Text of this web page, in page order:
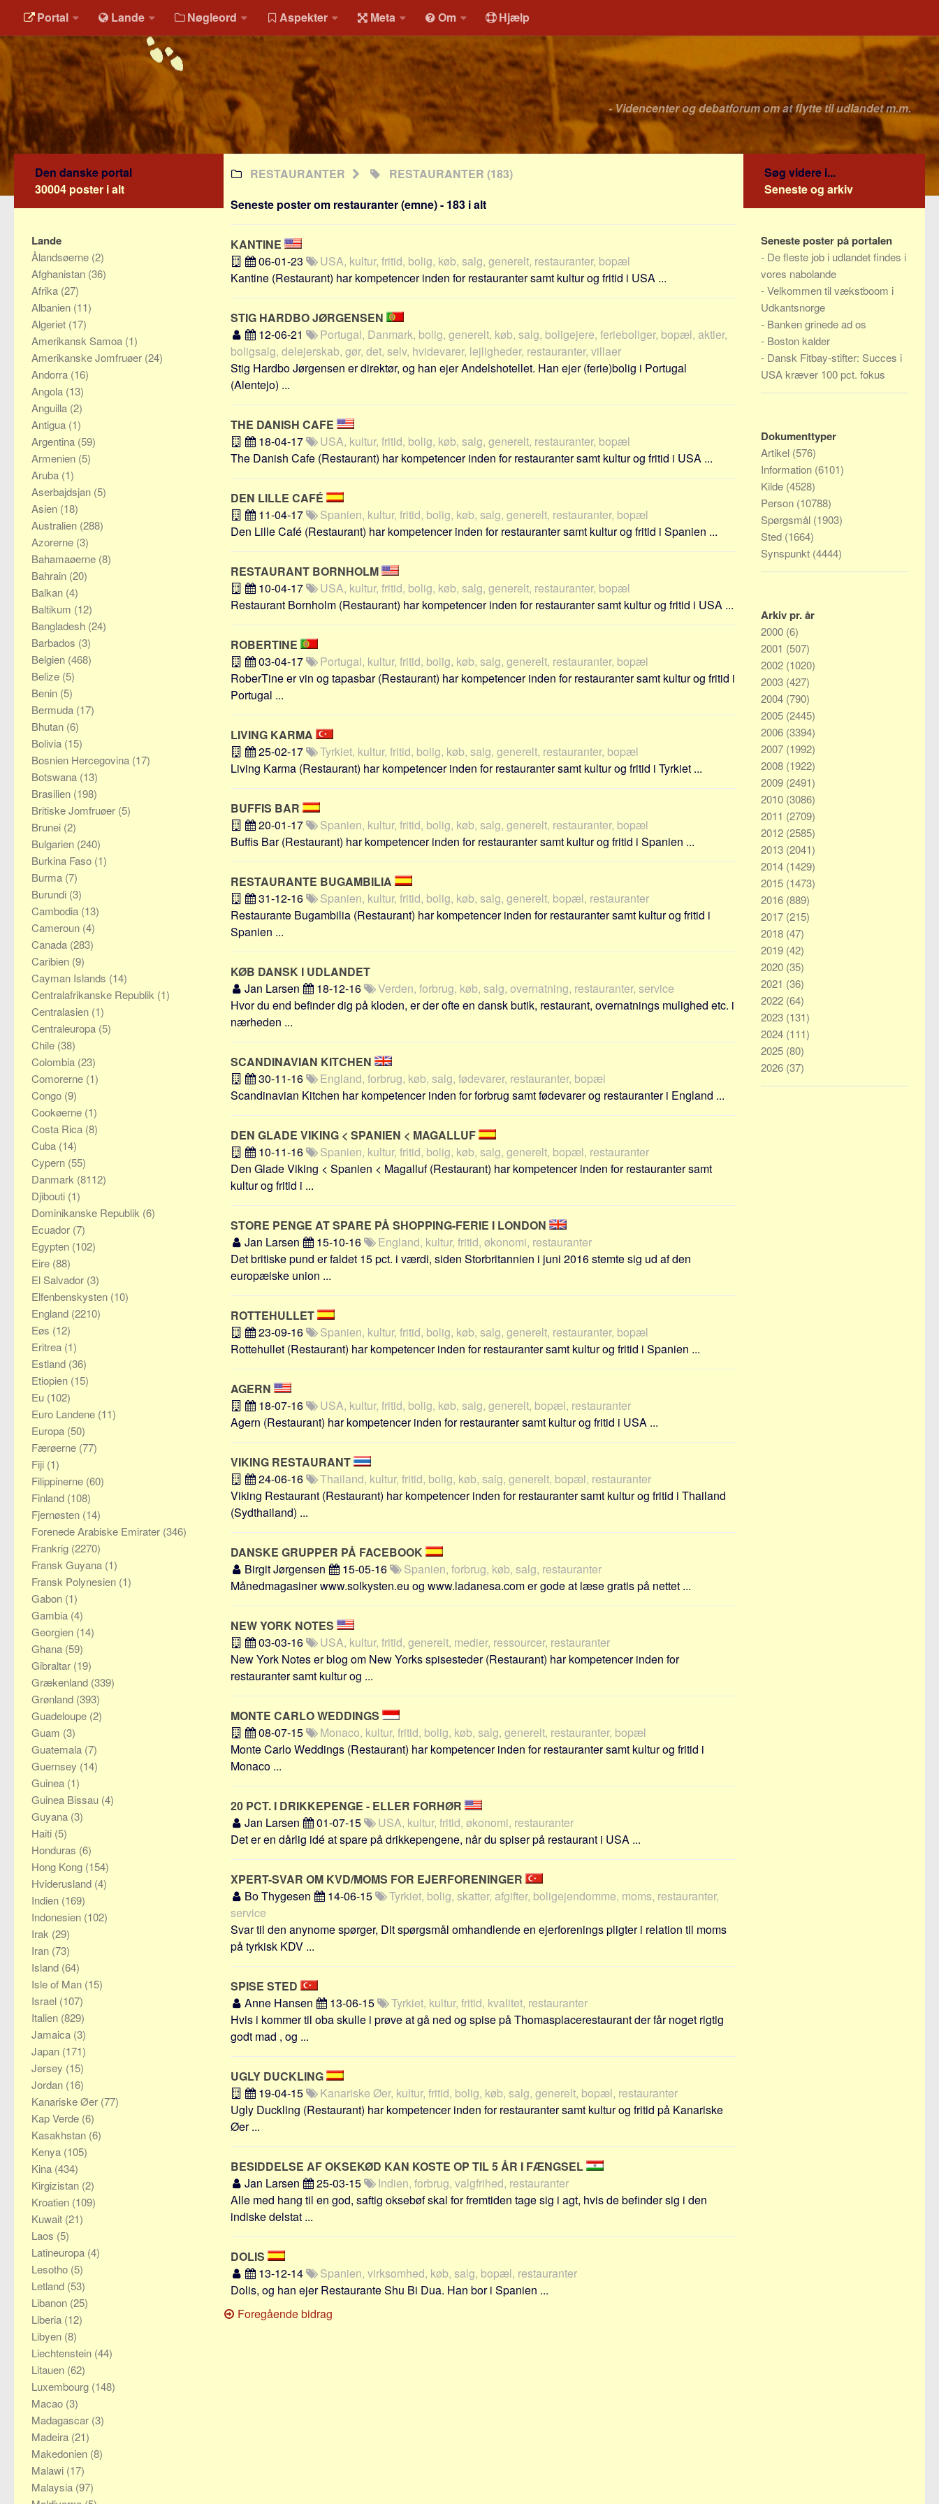
Portal Lande Nøgleord Aspekter Meta Om Hjælp
- Videncenter og debatforum om at flytte til udlandet m.m.
RESTAURANTER RESTAURANTER (183)
Seneste poster om restauranter (emne) - 183 i alt
KANTINE
06-01-23
USA, kultur, fritid, bolig, køb, salg, generelt, restauranter, bopæl
Kantine (Restaurant) har kompetencer inden for restauranter samt kultur og fritid i USA ...
STIG HARDBO JØRGENSEN
12-06-21
Portugal, Danmark, bolig, generelt, køb, salg, boligejere, ferieboliger, bopæl, aktier,
boligsalg, delejerskab, gør, det, selv, hvidevarer, lejligheder, restauranter, villaer
Stig Hardbo Jørgensen er direktør, og han ejer Andelshotellet. Han ejer (ferie)bolig i Portugal
(Alentejo) ...
THE DANISH CAFE
18-04-17
USA, kultur, fritid, bolig, køb, salg, generelt, restauranter, bopæl
The Danish Cafe (Restaurant) har kompetencer inden for restauranter samt kultur og fritid i USA ...
DEN LILLE CAFÉ
11-04-17
Spanien, kultur, fritid, bolig, køb, salg, generelt, restauranter, bopæl
Den Lille Café (Restaurant) har kompetencer inden for restauranter samt kultur og fritid i Spanien ...
RESTAURANT BORNHOLM
10-04-17
USA, kultur, fritid, bolig, køb, salg, generelt, restauranter, bopæl
Restaurant Bornholm (Restaurant) har kompetencer inden for restauranter samt kultur og fritid i USA ...
ROBERTINE
03-04-17
Portugal, kultur, fritid, bolig, køb, salg, generelt, restauranter, bopæl
RoberTine er vin og tapasbar (Restaurant) har kompetencer inden for restauranter samt kultur og fritid i
Portugal ...
LIVING KARMA
25-02-17
Tyrkiet, kultur, fritid, bolig, køb, salg, generelt, restauranter, bopæl
Living Karma (Restaurant) har kompetencer inden for restauranter samt kultur og fritid i Tyrkiet ...
BUFFIS BAR
20-01-17
Spanien, kultur, fritid, bolig, køb, salg, generelt, restauranter, bopæl
Buffis Bar (Restaurant) har kompetencer inden for restauranter samt kultur og fritid i Spanien ...
RESTAURANTE BUGAMBILIA
31-12-16
Spanien, kultur, fritid, bolig, køb, salg, generelt, bopæl, restauranter
Restaurante Bugambilia (Restaurant) har kompetencer inden for restauranter samt kultur og fritid i
Spanien ...
KØB DANSK I UDLANDET
Jan Larsen
18-12-16
Verden, forbrug, køb, salg, overnatning, restauranter, service
Hvor du end befinder dig på kloden, er der ofte en dansk butik, restaurant, overnatnings mulighed etc. i
nærheden ...
SCANDINAVIAN KITCHEN
30-11-16
England, forbrug, køb, salg, fødevarer, restauranter, bopæl
Scandinavian Kitchen har kompetencer inden for forbrug samt fødevarer og restauranter i England ...
DEN GLADE VIKING < SPANIEN < MAGALLUF
10-11-16
Spanien, kultur, fritid, bolig, køb, salg, generelt, bopæl, restauranter
Den Glade Viking < Spanien < Magalluf (Restaurant) har kompetencer inden for restauranter samt
kultur og fritid i ...
STORE PENGE AT SPARE PÅ SHOPPING-FERIE I LONDON
Jan Larsen
15-10-16
England, kultur, fritid, økonomi, restauranter
Det britiske pund er faldet 15 pct. i værdi, siden Storbritannien i juni 2016 stemte sig ud af den
europæiske union ...
ROTTEHULLET
23-09-16
Spanien, kultur, fritid, bolig, køb, salg, generelt, restauranter, bopæl
Rottehullet (Restaurant) har kompetencer inden for restauranter samt kultur og fritid i Spanien ...
AGERN
18-07-16
USA, kultur, fritid, bolig, køb, salg, generelt, bopæl, restauranter
Agern (Restaurant) har kompetencer inden for restauranter samt kultur og fritid i USA ...
VIKING RESTAURANT
24-06-16
Thailand, kultur, fritid, bolig, køb, salg, generelt, bopæl, restauranter
Viking Restaurant (Restaurant) har kompetencer inden for restauranter samt kultur og fritid i Thailand
(Sydthailand) ...
DANSKE GRUPPER PÅ FACEBOOK
Birgit Jørgensen
15-05-16
Spanien, forbrug, køb, salg, restauranter
Månedmagasiner www.solkysten.eu og www.ladanesa.com er gode at læse gratis på nettet ...
NEW YORK NOTES
03-03-16
USA, kultur, fritid, generelt, medier, ressourcer, restauranter
New York Notes er blog om New Yorks spisesteder (Restaurant) har kompetencer inden for
restauranter samt kultur og ...
MONTE CARLO WEDDINGS
08-07-15
Monaco, kultur, fritid, bolig, køb, salg, generelt, restauranter, bopæl
Monte Carlo Weddings (Restaurant) har kompetencer inden for restauranter samt kultur og fritid i
Monaco ...
20 PCT. I DRIKKEPENGE - ELLER FORHØR
Jan Larsen
01-07-15
USA, kultur, fritid, økonomi, restauranter
Det er en dårlig idé at spare på drikkepengene, når du spiser på restaurant i USA ...
XPERT-SVAR OM KVD/MOMS FOR EJERFORENINGER
Bo Thygesen
14-06-15
Tyrkiet, bolig, skatter, afgifter, boligejendomme, moms, restauranter,
service
Svar til den anynome spørger, Dit spørgsmål omhandlende en ejerforenings pligter i relation til moms
på tyrkisk KDV ...
SPISE STED
Anne Hansen
13-06-15
Tyrkiet, kultur, fritid, kvalitet, restauranter
Hvis i kommer til oba skulle i prøve at gå ned og spise på Thomasplacerestaurant der får noget rigtig
godt mad , og ...
UGLY DUCKLING
19-04-15
Kanariske Øer, kultur, fritid, bolig, køb, salg, generelt, bopæl, restauranter
Ugly Duckling (Restaurant) har kompetencer inden for restauranter samt kultur og fritid på Kanariske
Øer ...
BESIDDELSE AF OKSEKØD KAN KOSTE OP TIL 5 ÅR I FÆNGSEL
Jan Larsen
25-03-15
Indien, forbrug, valgfrihed, restauranter
Alle med hang til en god, saftig oksebøf skal for fremtiden tage sig i agt, hvis de befinder sig i den
indiske delstat ...
DOLIS
13-12-14
Spanien, virksomhed, køb, salg, bopæl, restauranter
Dolis, og han ejer Restaurante Shu Bi Dua. Han bor i Spanien ...
Foregående bidrag
Den danske portal
30004 poster i alt
Lande
Ålandsøerne (2)
Afghanistan (36)
Afrika (27)
Albanien (11)
Algeriet (17)
Amerikansk Samoa (1)
Amerikanske Jomfruøer (24)
Andorra (16)
Angola (13)
Anguilla (2)
Antigua (1)
Argentina (59)
Armenien (5)
Aruba (1)
Aserbajdsjan (5)
Asien (18)
Australien (288)
Azorerne (3)
Bahamaøerne (8)
Bahrain (20)
Balkan (4)
Baltikum (12)
Bangladesh (24)
Barbados (3)
Belgien (468)
Belize (5)
Benin (5)
Bermuda (17)
Bhutan (6)
Bolivia (15)
Bosnien Hercegovina (17)
Botswana (13)
Brasilien (198)
Britiske Jomfruøer (5)
Brunei (2)
Bulgarien (240)
Burkina Faso (1)
Burma (7)
Burundi (3)
Cambodia (13)
Cameroun (4)
Canada (283)
Caribien (9)
Cayman Islands (14)
Centralafrikanske Republik (1)
Centralasien (1)
Centraleuropa (5)
Chile (38)
Colombia (23)
Comorerne (1)
Congo (9)
Cookøerne (1)
Costa Rica (8)
Cuba (14)
Cypern (55)
Danmark (8112)
Djibouti (1)
Dominikanske Republik (6)
Ecuador (7)
Egypten (102)
Eire (88)
El Salvador (3)
Elfenbenskysten (10)
England (2210)
Eøs (12)
Eritrea (1)
Estland (36)
Etiopien (15)
Eu (102)
Euro Landene (11)
Europa (50)
Færøerne (77)
Fiji (1)
Filippinerne (60)
Finland (108)
Fjernøsten (14)
Forenede Arabiske Emirater (346)
Frankrig (2270)
Fransk Guyana (1)
Fransk Polynesien (1)
Gabon (1)
Gambia (4)
Georgien (14)
Ghana (59)
Gibraltar (19)
Grækenland (339)
Grønland (393)
Guadeloupe (2)
Guam (3)
Guatemala (7)
Guernsey (14)
Guinea (1)
Guinea Bissau (4)
Guyana (3)
Haiti (5)
Honduras (6)
Hong Kong (154)
Hviderusland (4)
Indien (169)
Indonesien (102)
Irak (29)
Iran (73)
Island (64)
Isle of Man (15)
Israel (107)
Italien (829)
Jamaica (3)
Japan (171)
Jersey (15)
Jordan (16)
Kanariske Øer (77)
Kap Verde (6)
Kasakhstan (6)
Kenya (105)
Kina (434)
Kirgizistan (2)
Kroatien (109)
Kuwait (21)
Laos (5)
Latineuropa (4)
Lesotho (5)
Letland (53)
Libanon (25)
Liberia (12)
Libyen (8)
Liechtenstein (44)
Litauen (62)
Luxembourg (148)
Macao (3)
Madagascar (3)
Madeira (21)
Makedonien (8)
Malawi (17)
Malaysia (97)
Søg videre i...
Seneste og arkiv
Seneste poster på portalen
- De fleste job i udlandet findes i
vores nabolande
-Velkommen til vækstboom i
Udkantsnorge
- Banken grinede ad os
- Boston kalder
- Dansk Fitbay-stifter: Succes i
USA kræver 100 pct. fokus
Dokumenttyper
Artikel (576)
Information (6101)
Kilde (4528)
Person (10788)
Spørgsmål (1903)
Sted (1664)
Synspunkt (4444)
Arkiv pr. år
2000 (6)
2001 (507)
2002 (1020)
2003 (427)
2004 (790)
2005 (2445)
2006 (3394)
2007 (1992)
2008 (1922)
2009 (2491)
2010 (3086)
2011 (2709)
2012 (2585)
2013 (2041)
2014 (1429)
2015 (1473)
2016 (889)
2017 (215)
2018 (47)
2019 (42)
2020 (35)
2021 (36)
2022 (64)
2023 (131)
2024 (111)
2025 (80)
2026 (37)